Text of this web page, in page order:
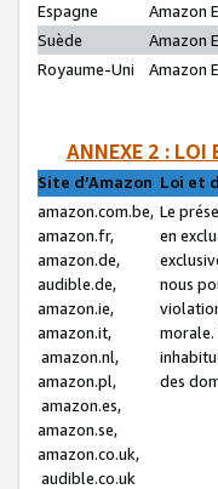
Espagne
Amazon
Suède
Amazon
Royaume-Uni
Amazon
ANNEXE 2 : LOI
Site d’Amazon Loi et
amazon.com.be,
amazon.fr,
amazon.de,
audible.de,
amazon.ie,
amazon.it,
amazon.nl,
amazon.pl,
amazon.es,
amazon.se,
amazon.co.uk,
audible.co.uk
Le
en
nous
morale.
des